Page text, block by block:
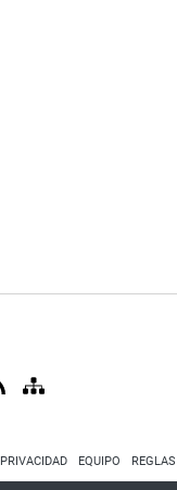
PRIVACIDAD EQUIPO